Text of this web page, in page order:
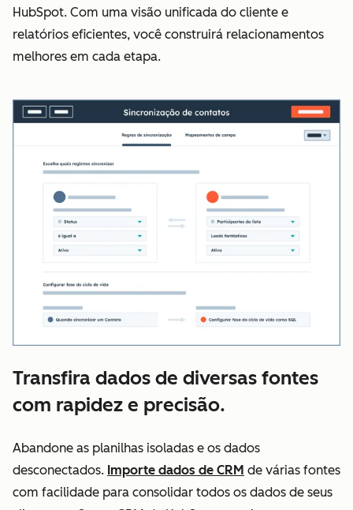
HubSpot. Com uma visão unificada do cliente e
relatórios eficientes, você construirá relacionamentos
melhores em cada etapa.
Transfira dados de diversas fontes
com rapidez e precisão.
Abandone as planilhas isoladas e os dados
desconectados. Importe dados de CRM de várias fontes
com facilidade para consolidar todos os dados de seus